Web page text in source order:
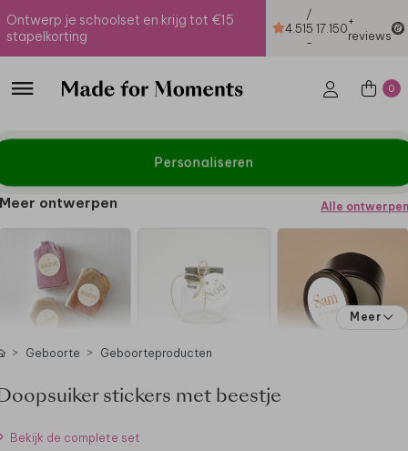
Ontwerp je schoolset en krijg tot €15
stapelkorting
4.51
/
5
-
17.150+
reviews
0
Personaliseren
Meer ontwerpen Alle ontwerpen
Meer
Geboorte Geboorteproducten
stickers met beestje
Bekijk de complete set